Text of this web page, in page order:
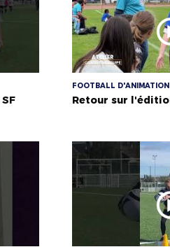
FOOTBALL D'ANIMATION